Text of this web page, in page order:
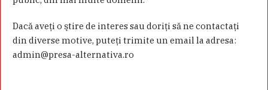
Dacă aveţi o ştire de interes sau doriţi să ne contactaţi
din diverse motive, puteţi trimite un email la adresa:
admin@presa-alternativa.ro